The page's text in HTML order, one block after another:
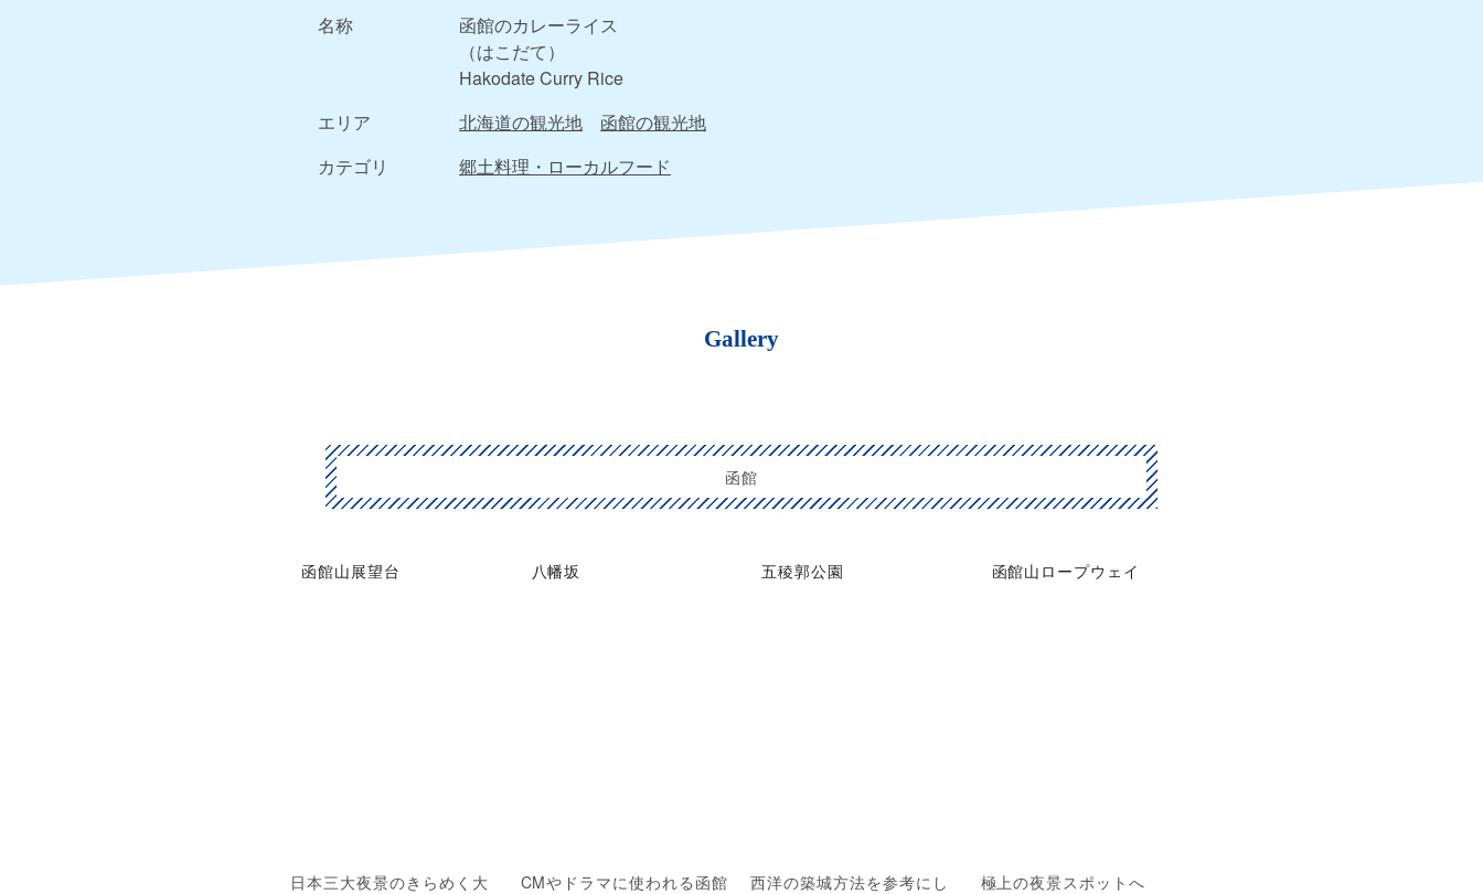
名称
函館のカレーライス
（はこだて）
Hakodate Curry Rice
エリア
北海道の観光地
函館の観光地
カテゴリ
郷土料理・ローカルフード
Gallery
函館
函館山展望台
日本三大夜景のきらめく大
八幡坂
CMやドラマに使われる函館
五稜郭公園
西洋の築城方法を参考にし
函館山ロープウェイ
極上の夜景スポットへ